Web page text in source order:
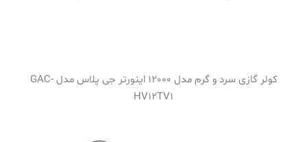
کولر گازی سرد و گرم مدل 12000 اینورتر جی پلاس مدل GAC-
HV12TV1